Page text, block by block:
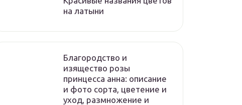
на латыни
Благородство и
изящество розы
принцесса анна: описание
и фото сорта, цветение и
уход, размножение и